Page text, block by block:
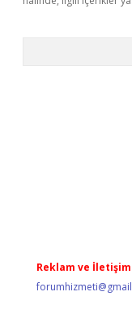
Reklam ve